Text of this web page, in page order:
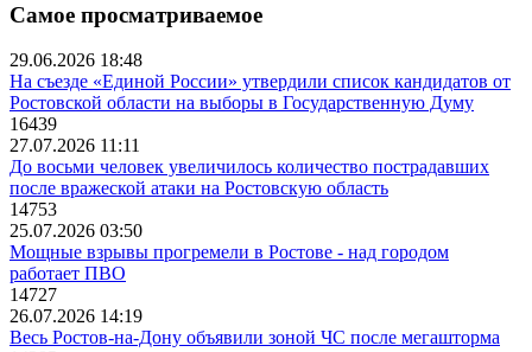
Самое просматриваемое
29.06.2026 18:48
На съезде «Единой России» утвердили список кандидатов от
Ростовской области на выборы в Государственную Думу
16439
27.07.2026 11:11
До восьми человек увеличилось количество пострадавших
после вражеской атаки на Ростовскую область
14753
25.07.2026 03:50
Мощные взрывы прогремели в Ростове - над городом
работает ПВО
14727
26.07.2026 14:19
Весь Ростов-на-Дону объявили зоной ЧС после мегашторма